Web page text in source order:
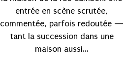
entrée en scène scrutée,
commentée, parfois redoutée —
tant la succession dans une
maison aussi...